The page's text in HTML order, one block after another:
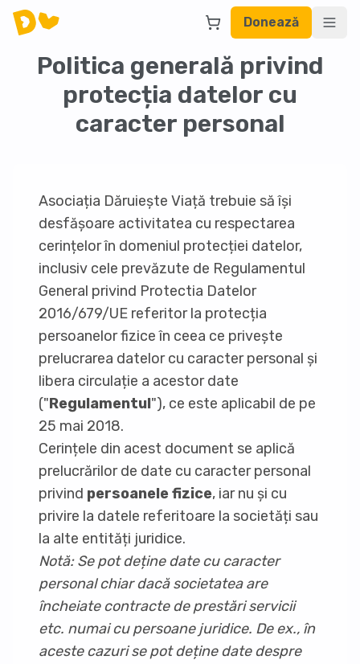
Donează
Politica generală privind
protecția datelor cu
caracter personal
Asociația Dăruiește Viață trebuie să își
desfășoare activitatea cu respectarea
cerințelor în domeniul protecției datelor,
inclusiv cele prevăzute de Regulamentul
General privind Protectia Datelor
2016/679/UE referitor la protecția
persoanelor fizice în ceea ce privește
prelucrarea datelor cu caracter personal și
libera circulație a acestor date
("Regulamentul"), ce este aplicabil de pe
25 mai 2018.
Cerințele din acest document se aplică
prelucrărilor de date cu caracter personal
privind persoanele fizice, iar nu și cu
privire la datele referitoare la societăți sau
la alte entități juridice.
Notă: Se pot deține date cu caracter
personal chiar dacă societatea are
încheiate contracte de prestări servicii
etc. numai cu persoane juridice. De ex., în
aceste cazuri se pot deține date despre